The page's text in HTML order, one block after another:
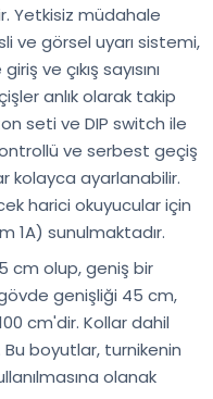
Yetkisiz müdahale
ve görsel uyarı sistemi,
ve çıkış sayısını
anlık olarak takip
seti ve DIP switch ile
ve serbest geçiş
kolayca ayarlanabilir.
harici okuyucular için
1A) sunulmaktadır.
cm olup, geniş bir
genişliği 45 cm,
cm'dir. Kollar dahil
boyutlar, turnikenin
olanak